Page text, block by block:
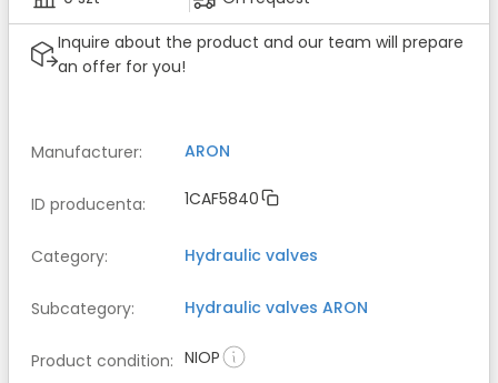
Inquire about the product and our team will prepare
an offer for you!
Manufacturer: ARON
ID producenta: 1CAF5840
Category: Hydraulic valves
Subcategory: Hydraulic valves ARON
Product condition: NIOP